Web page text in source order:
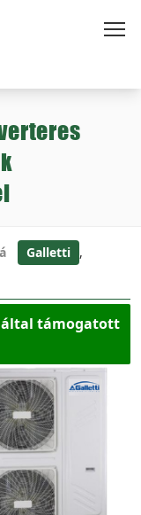
Galletti ,
által támogatott